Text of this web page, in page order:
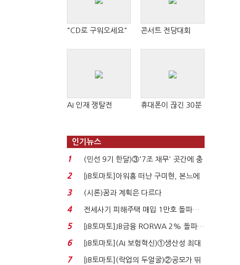
"CD로 구워오세요" 콘서트 전당대회
AI 인재 쟁탈전 휴대폰이 끊긴 30분
인기뉴스
1
(민선 9기 한달)③'7조 채무' 곳간에 충
격…추미애, 20년...
2
[IB토마토]아워홈 떠난 구미현, 본느에
340억 베팅…가...
3 (시론)꿈과 계획은 다르다
4
전세사기 피해주택 매입 1만호 돌파…
누적 피해자 4만2...
5
[IB토마토]JB금융 RORWA 2% 돌파…
실적 견인은 은행 ...
6
[IB토마토](AI 보험혁신)①생산성 최대
80% 개선…현실...
7 [IB토마토](락업의 두얼굴)②공모가 뛰